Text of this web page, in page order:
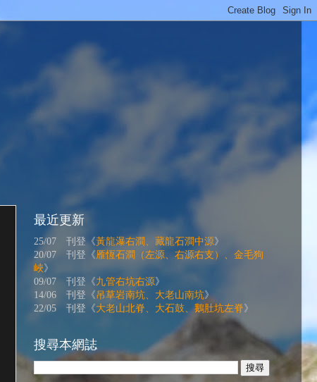
最近更新
25/07 刊登《黃龍瀑右澗、藏龍石澗中源》
20/07 刊登《雁恆石澗（左源、右源右支）、金毛狗
峽》
09/07 刊登《九管右坑右源》
14/06 刊登《吊草岩南坑、大老山南坑》
22/05 刊登《大老山北脊、大石鼓、鵝肚坑左脊》
搜尋本網誌